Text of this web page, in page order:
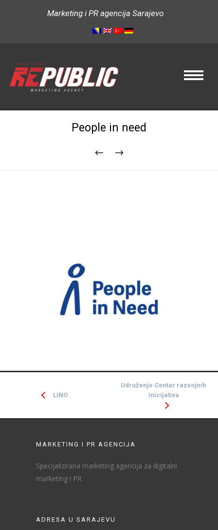
Marketing i PR agencija Sarajevo
People in need
LINO
Udruženje Centar razvojnih
inicijativa
MARKETING I PR AGENCIJA
Specijalizirana marketing agencija za digitalni
marketing i PR.
ADRESA U SARAJEVU